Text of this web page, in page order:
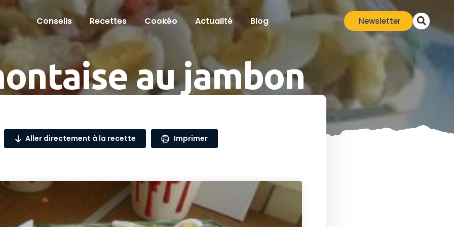
Conseils Recettes Cookéo Actualité Blog Newsletter
au jambon
Aller directement à la recette Imprimer